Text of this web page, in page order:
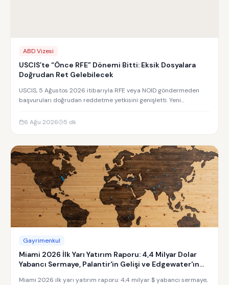
ABD Vizesi
USCIS’te “Önce RFE” Dönemi Bitti: Eksik Dosyalara
Doğrudan Ret Gelebilecek
USCIS, 5 Ağustos 2026 itibarıyla RFE veya NOID göndermeden
başvuruları doğrudan reddetme yetkisini genişletti. Yeni
6 Ağu 2026
5 dk
Gayrimenkul
Miami 2026 İlk Yarı Yatırım Raporu: 4,4 Milyar Dolar
Yabancı Sermaye, Palantir'in Gelişi ve Edgewater'ın
Miami 2026 ilk yarı yatırım raporu: 4,4 milyar $ yabancı sermaye,